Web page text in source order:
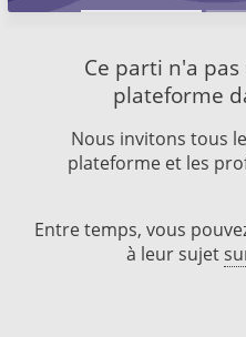
Ce parti n'a
plateforme
Nous invitons tous
plateforme et les
Entre temps, vous
à leur sujet